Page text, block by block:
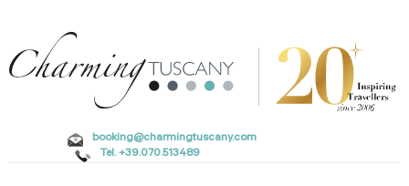
booking@charmingtuscany.com
Tel. +39.070.513489